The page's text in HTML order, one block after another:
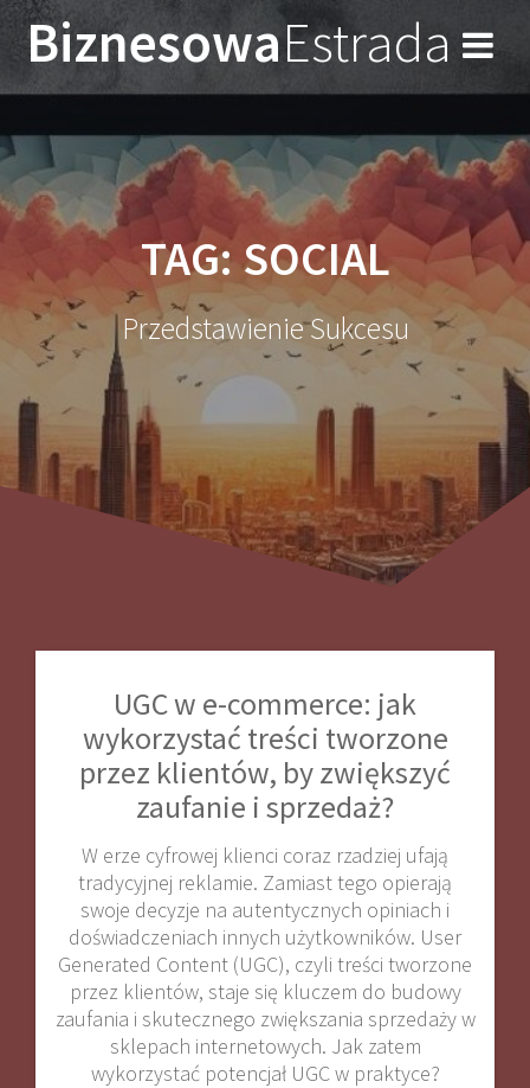
do
treści
BiznesowaEstrada
TAG:SOCIAL
Przedstawienie Sukcesu
UGC w e-commerce: jak
wykorzystać treści tworzone
przez klientów, by zwiększyć
zaufanie i sprzedaż?
W erze cyfrowej klienci coraz rzadziej ufają
tradycyjnej reklamie. Zamiast tego opierają
swoje decyzje na autentycznych opiniach i
doświadczeniach innych użytkowników. User
Generated Content (UGC), czyli treści tworzone
przez klientów, staje się kluczem do budowy
zaufania i skutecznego zwiększania sprzedaży w
sklepach internetowych. Jak zatem
wykorzystać potencjał UGC w praktyce?